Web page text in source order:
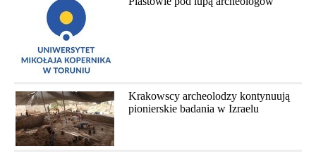
Krakowscy archeolodzy kontynuują
pionierskie badania w Izraelu